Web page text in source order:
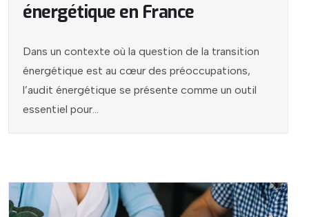
énergétique en France
Dans un contexte où la question de la transition
énergétique est au cœur des préoccupations,
l’audit énergétique se présente comme un outil
essentiel pour...